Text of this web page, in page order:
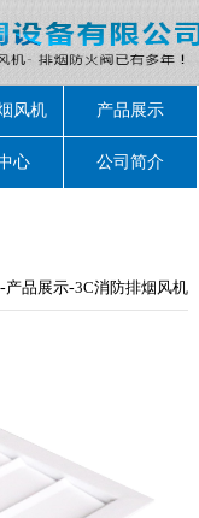
风机 产品展示
心 公司简介
-产品展示-3C消防排烟风机